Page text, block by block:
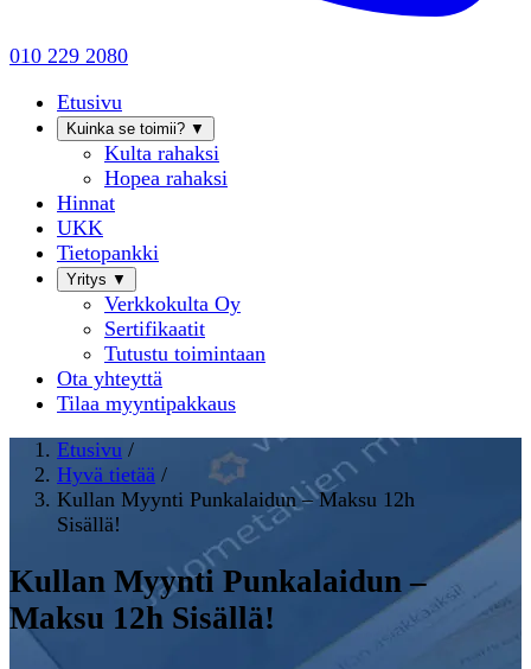
010 229 2080
Etusivu
Kuinka se toimii? ▼
Kulta rahaksi
Hopea rahaksi
Hinnat
UKK
Tietopankki
Yritys ▼
Verkkokulta Oy
Sertifikaatit
Tutustu toimintaan
Ota yhteyttä
Tilaa myyntipakkaus
Etusivu /
Hyvä tietää /
Kullan Myynti Punkalaidun – Maksu 12h
Sisällä!
Kullan Myynti Punkalaidun –
Maksu 12h Sisällä!